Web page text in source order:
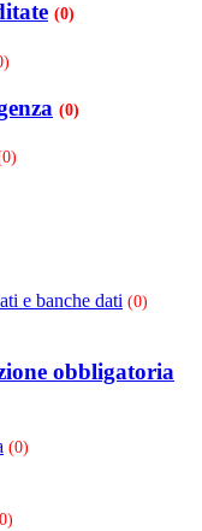
(0)
(0)
e banche dati (0)
obbligatoria
(0)